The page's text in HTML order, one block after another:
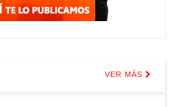
VER MÁS